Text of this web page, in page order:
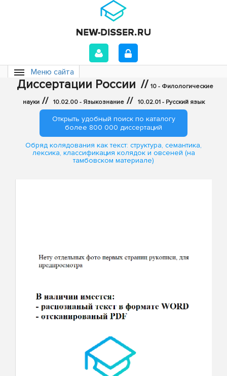
Меню сайта
Диссертации России // 10 - Филологические
науки // 10.02.00 - Языкознание // 10.02.01 - Русский язык
Открыть удобный поиск по каталогу
более 800 000 диссертаций
Обряд колядования как текст: структура, семантика,
лексика, классификация колядок и овсеней (на
тамбовском материале)